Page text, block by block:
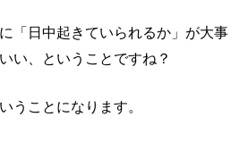
「日中起きていられるか」が大事
い、ということですね？
うことになります。